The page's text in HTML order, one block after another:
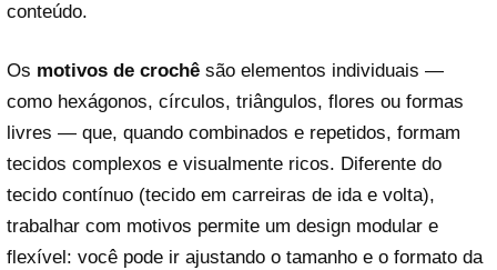
conteúdo.
Os motivos de crochê são elementos individuais —
como hexágonos, círculos, triângulos, flores ou formas
livres — que, quando combinados e repetidos, formam
tecidos complexos e visualmente ricos. Diferente do
tecido contínuo (tecido em carreiras de ida e volta),
trabalhar com motivos permite um design modular e
flexível: você pode ir ajustando o tamanho e o formato da